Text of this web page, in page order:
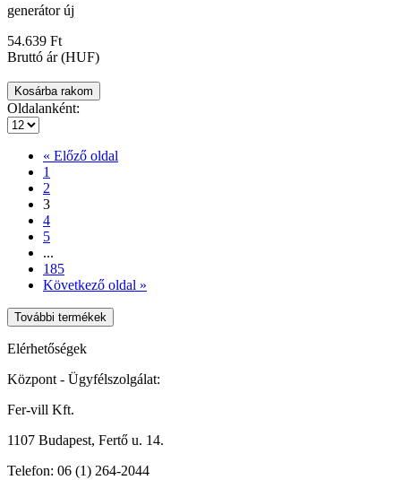
generátor új
54.639 Ft
Bruttó ár (HUF)
Oldalanként:
« Előző oldal
1
2
3
4
5
...
185
Következő oldal »
További termékek
Elérhetőségek
Központ - Ügyfélszolgálat:
Fer-vill Kft.
1107 Budapest, Fertő u. 14.
Telefon: 06 (1) 264-2044